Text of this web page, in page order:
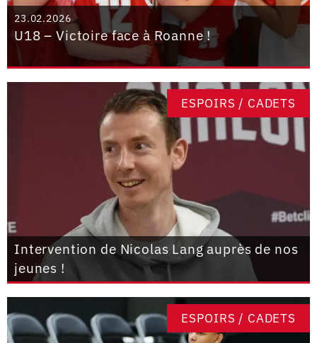
23.02.2026
U18 – Victoire face à Roanne !
ESPOIRS / CADETS
Intervention de Nicolas Lang auprès de nos
jeunes !
ESPOIRS / CADETS